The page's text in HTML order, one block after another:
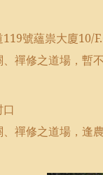
119號蘊祟大廈10/
禪修之道場，暫
禪修之道場，逢